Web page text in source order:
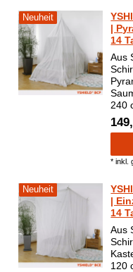
Neuheit
|
14
Aus
240
*inkl.
Neuheit
|
14
Aus
120